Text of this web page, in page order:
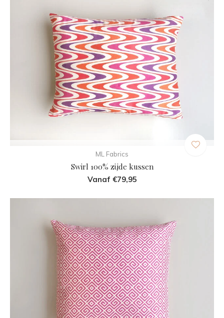
ML Fabrics
Swirl 100% zijde kussen
Vanaf €79,95